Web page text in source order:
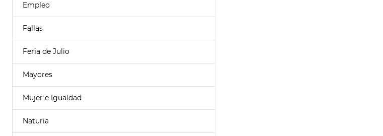
Empleo
Fallas
Feria de Julio
Mayores
Mujer e Igualdad
Naturia